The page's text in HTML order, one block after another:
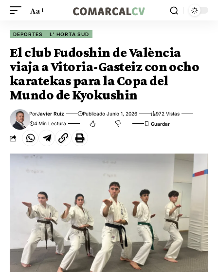
Aa
DEPORTES L' HORTA SUD
El club Fudoshin de València
viaja a Vitoria-Gasteiz con ocho
karatekas para la Copa del
Mundo de Kyokushin
PorJavier Ruiz Publicado Junio 1, 2026
972 Vistas
4 Min Lectura